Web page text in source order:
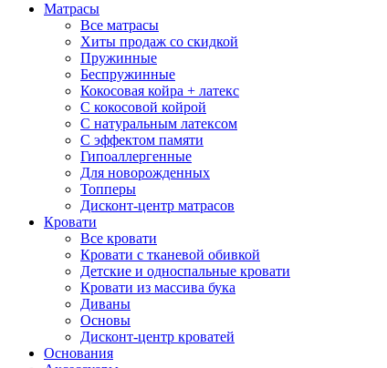
Матрасы
Все матрасы
Хиты продаж со скидкой
Пружинные
Беспружинные
Кокосовая койра + латекс
С кокосовой койрой
С натуральным латексом
С эффектом памяти
Гипоаллергенные
Для новорожденных
Топперы
Дисконт-центр матрасов
Кровати
Все кровати
Кровати с тканевой обивкой
Детские и односпальные кровати
Кровати из массива бука
Диваны
Основы
Дисконт-центр кроватей
Основания